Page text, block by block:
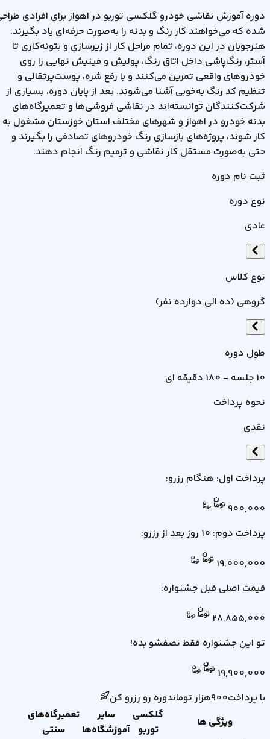
دوره آموزش نقاشی خودرو گلکسی توربو در اهواز برای افرادی
شده که می‌خواهند کار رنگ و بدنه را به‌صورت حرفه‌ای یاد بگیرند.
هنرجویان در این دوره، تمام مراحل کار از زیرسازی و بتونه‌کاری تا
آستر، رنگ‌پاشی داخل اتاق رنگ، پولیش و فینیش نهایی را روی
خودروهای واقعی تمرین می‌کنند و با رفع شره، پوست‌پرتقالی و
تنظیم کد رنگ به‌خوبی آشنا می‌شوند. بعد از پایان دوره، بسیاری از
شرکت‌کنندگان توانسته‌اند در نقاشی‌ فروشی‌ها و تعمیرگاه‌های
بدنه خودرو در اهواز و شهرهای مختلف استان خوزستان مشغول به
کار شوند، پروژه‌های بازسازی رنگ خودروهای تصادفی را بگیرند و
حتی به‌صورت مستقل کار نقاشی و ترمیم رنگ انجام دهند.
ثبت نام دوره
نوع دوره
عادی
نوع کلاس
گروهی (ده الی دوازده نفر)
طول دوره
10 جلسه - 180 دقیقه ای
نحوه پرداخت
نقدی
پرداخت اول: هنگام رزرو:
900,000
پرداخت دوم: 10 روز بعد از رزرو
:
19,000,000
قیمت اصلی قبل جشنواره:
28,855,000
تو این جشنواره فقط نصفشو بده!
19,900,000
با پرداخت900هزارتوماندوره رو رزرو کن
ویژگی ها
گلکسی
توربو
سایر
آموزشگاه‌ها
تعمیرگاه‌های
سنتی